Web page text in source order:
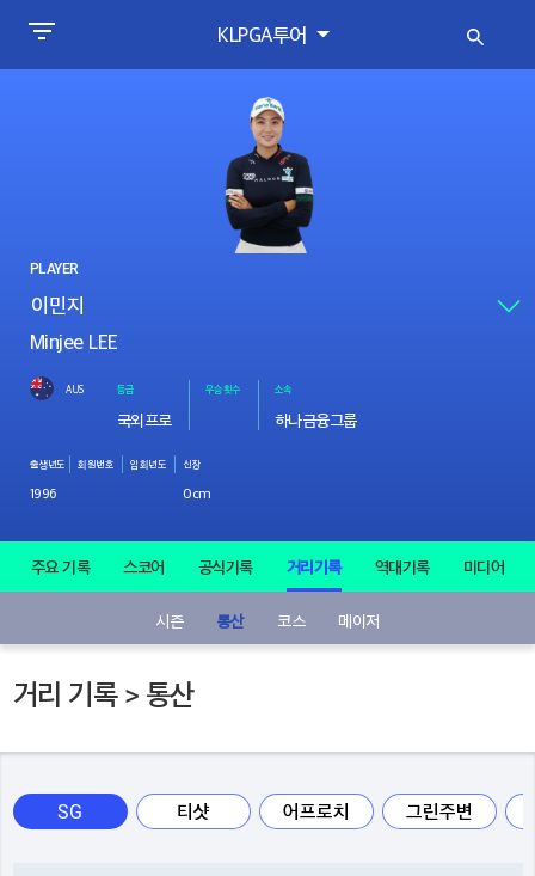
KLPGA투어
PLAYER
Minjee LEE
AUS 등급
국외프로
우승횟수 소속
하나금융그룹
출생년도
1996
회원번호 입회년도 신장
0cm
주요 기록 스코어 공식기록 거리기록 역대기록 미디어
시즌 통산 코스 메이저
거리 기록 > 통산
SG 티샷 어프로치 그린주변